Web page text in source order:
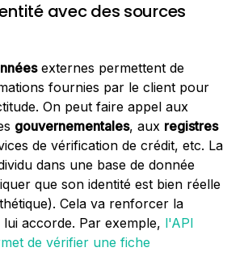
avec des sources
externes permettent de
fournies par le client pour
On peut faire appel aux
gouvernementales, aux registres
de vérification de crédit, etc. La
dans une base de donnée
que son identité est bien réelle
Cela va renforcer la
accorde. Par exemple, l'API
de vérifier une fiche